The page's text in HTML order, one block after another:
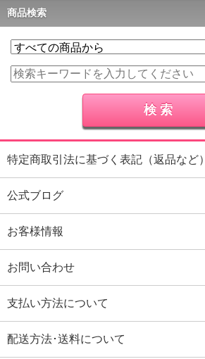
商品検索
特定商取引法に基づく表記（返品など）
公式ブログ
お客様情報
お問い合わせ
支払い方法について
配送方法･送料について